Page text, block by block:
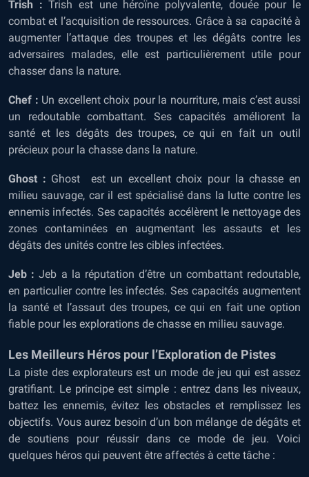
Trish :Trish est une héroïne polyvalente, douée pour le
combat et l’acquisition de ressources. Grâce à sa capacité à
augmenter l’attaque des troupes et les dégâts contre les
adversaires malades, elle est particulièrement utile pour
chasser dans la nature.
Chef : Un excellent choix pour la nourriture, mais c’est aussi
un redoutable combattant. Ses capacités améliorent la
santé et les dégâts des troupes, ce qui en fait un outil
précieux pour la chasse dans la nature.
Ghost : Ghost est un excellent choix pour la chasse en
milieu sauvage, car il est spécialisé dans la lutte contre les
ennemis infectés. Ses capacités accélèrent le nettoyage des
zones contaminées en augmentant les assauts et les
dégâts des unités contre les cibles infectées.
Jeb :Jeb a la réputation d’être un combattant redoutable,
en particulier contre les infectés. Ses capacités augmentent
la santé et l’assaut des troupes, ce qui en fait une option
fiable pour les explorations de chasse en milieu sauvage.
Les Meilleurs Héros pour l’Exploration de Pistes
La piste des explorateurs est un mode de jeu qui est assez
gratifiant. Le principe est simple : entrez dans les niveaux,
battez les ennemis, évitez les obstacles et remplissez les
objectifs. Vous aurez besoin d’un bon mélange de dégâts et
de soutiens pour réussir dans ce mode de jeu. Voici
quelques héros qui peuvent être affectés à cette tâche :